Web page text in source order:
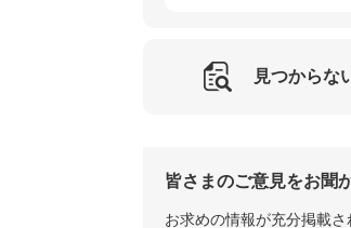
見つからな
皆さまのご意見をお聞
お求めの情報が充分掲載さ